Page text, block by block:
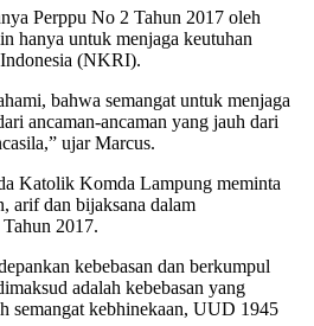
Perppu No 2 Tahun 2017 oleh
hanya untuk menjaga keutuhan
(NKRI).
bahwa semangat untuk menjaga
ancaman-ancaman yang jauh dari
ujar Marcus.
Katolik Komda Lampung meminta
arif dan bijaksana dalam
2017.
kebebasan dan berkumpul
adalah kebebasan yang
semangat kebhinekaan, UUD 1945